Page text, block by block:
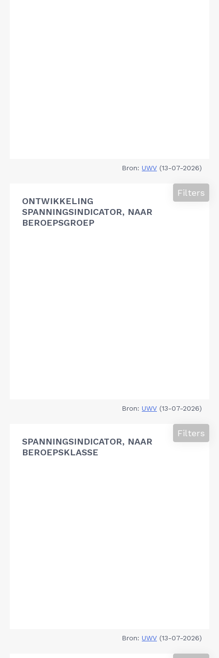
Bron: UWV (13-07-2026)
ONTWIKKELING
SPANNINGSINDICATOR, NAAR
BEROEPSGROEP
Filters
Bron: UWV (13-07-2026)
SPANNINGSINDICATOR, NAAR
BEROEPSKLASSE
Filters
Bron: UWV (13-07-2026)